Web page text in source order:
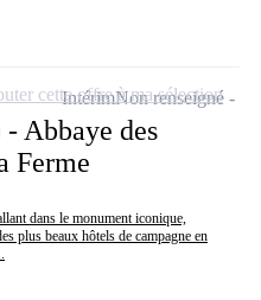
Abbaye des
Ferme
dans le monument iconique,
plus beaux hôtels de campagne en
IntérimNon renseigné
cette offre à ma sélection